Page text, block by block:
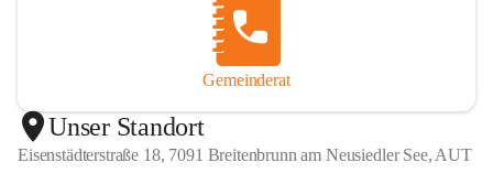
Gemeinderat
Unser Standort
Eisenstädterstraße 18, 7091 Breitenbrunn am Neusiedler See, AUT